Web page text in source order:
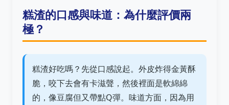
糕渣的口感與味道：為什麼評價兩
極？
糕渣好吃嗎？先從口感說起。外皮炸得金黃酥
脆，咬下去會有卡滋聲，然後裡面是軟綿綿
的，像豆腐但又帶點Q彈。味道方面，因為用